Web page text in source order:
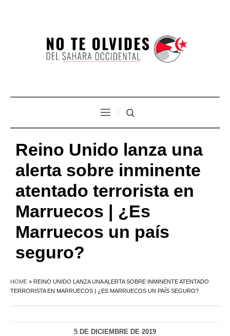
Reino Unido lanza una
alerta sobre inminente
atentado terrorista en
Marruecos | ¿Es
Marruecos un país
seguro?
HOME » REINO UNIDO LANZA UNA ALERTA SOBRE INMINENTE ATENTADO
TERRORISTA EN MARRUECOS | ¿ES MARRUECOS UN PAÍS SEGURO?
5 DE DICIEMBRE DE 2019